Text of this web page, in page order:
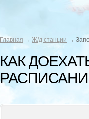
Главная → Ж/д станции →
КАК